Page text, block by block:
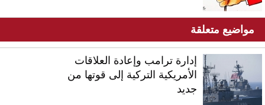
مواضيع متعلقة
إدارة ترامب وإعادة العلاقات
الأمريكية التركية إلى قوتها من
جديد